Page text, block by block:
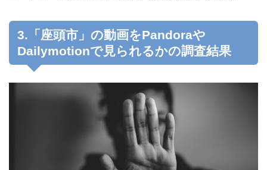
3.「座頭市」の動画をPandoraや
Dailymotionで見られるかの調査結果